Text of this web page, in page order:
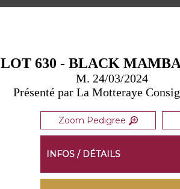
LOT 630 - BLACK
M. 24/03/2024
Présenté par La Motteraye
Zoom Pedigree
INFOS / DÉTAILS